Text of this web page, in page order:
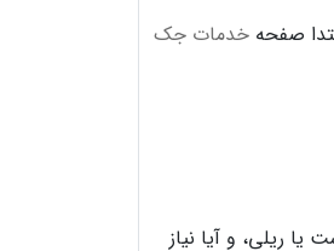
صفحه خدمات جک
ریلی، و آیا نیاز